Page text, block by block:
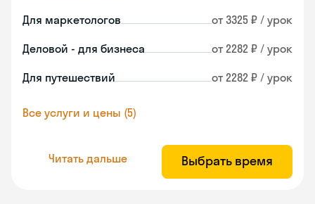
Для маркетологов от 3325 ₽ / урок
Деловой - для бизнеса от 2282 ₽ / урок
Для путешествий от 2282 ₽ / урок
Все услуги и цены (5)
Читать дальше Выбрать время